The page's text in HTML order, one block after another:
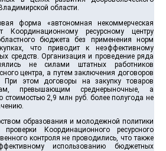
области.
форма «автономная некоммерческая
Координационному ресурсному центру
бюджета без применения норм
что приводит к неэффективному
средств. Организация и проведение ряда
не силами штатных работников
центра, а путем заключения договоров
этом договоры на закупку товаров
превышающим среднерыночные, а
стоимостью 2,9 млн руб. более полугода не
образования и молодежной политики
Координационного ресурсного
контроля не проводились, что также
использованию бюджетных